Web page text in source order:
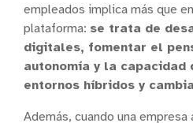
empleados implica más que
plataforma: se trata de
digitales, fomentar el
autonomía y la capacidad
entornos híbridos y
Además, cuando una